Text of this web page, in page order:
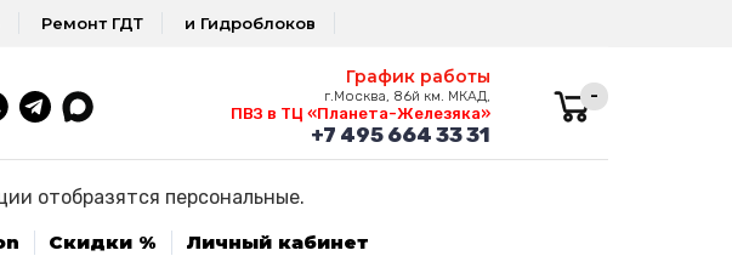
Ремонт ГДТ и Гидроблоков
График работы
г.Москва, 86й км. МКАД,
ПВЗ в ТЦ «Планета-Железяка»
+7 495 664 33 31
-
отобразятся персональные.
Скидки % Личный кабинет